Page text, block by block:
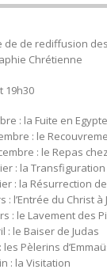
de de rediffusion
Chrétienne
19h30
: la Fuite en Egypte
: le
: le Repas
: la Transfiguration
: la Résurrection
: l’Entrée du Christ à
: le Lavement des
: le Baiser de Judas
Pèlerins
: la Visitation